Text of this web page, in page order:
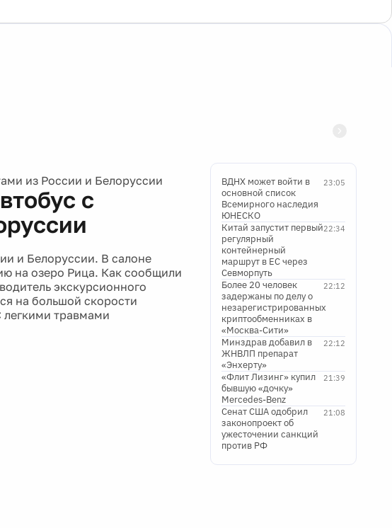
из России и Белоруссии
с
и Белоруссии. В салоне
на озеро Рица. Как сообщили
экскурсионного
на большой скорости
травмами
23:05
ВДНХ может войти в
основной список
Всемирного наследия
ЮНЕСКО
22:34
Китай запустит первый
регулярный
контейнерный
маршрут в ЕС через
Севморпуть
22:12
Более 20 человек
задержаны по делу о
незарегистрированных
криптообменниках в
«Москва-Сити»
22:12
Минздрав добавил в
ЖНВЛП препарат
«Энхерту»
21:39
«Флит Лизинг» купил
бывшую «дочку»
Mercedes-Benz
21:08
Сенат США одобрил
законопроект об
ужесточении санкций
против РФ